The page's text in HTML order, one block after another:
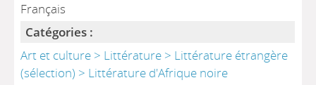
Français
Catégories :
Art et culture > Littérature > Littérature étrangère
(sélection) > Littérature d'Afrique noire